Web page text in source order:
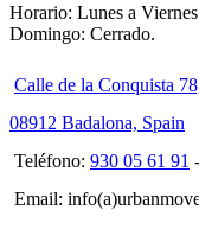
Horario: Lunes a
Domingo: Cerrado.
Calle de la Conquista
08912 Badalona, Spain
Teléfono: 930 05 61 91 -
Email: